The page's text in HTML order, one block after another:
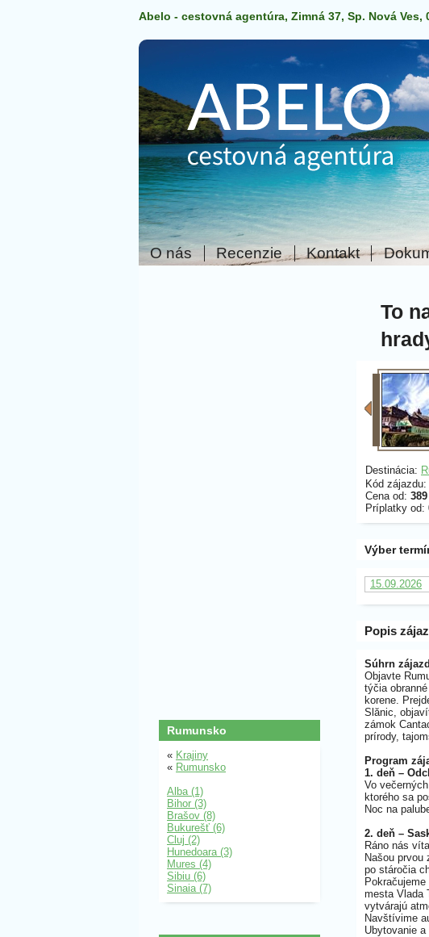
Abelo - cestovná agentúra, Zimná 37, Sp. Nová Ves,
O nás Recenzie Kontakt
To
Destinácia:
Kód
Cena od:
Príplatky od:
Výber
15.09.2026
Popis
Súhrn
Objavte
týčia
korene.
Slănic,
zámok
prírody,
Program
1. deň –
Vo
ktorého sa
Noc na
2. deň –
Ráno nás
Našou prvou
po stáročia
mesta Vlada
vytvárajú
Navštívime
Ubytovanie a
Rumunsko
« Krajiny
« Rumunsko
Alba (1)
Bihor (3)
Brašov (8)
Bukurešť (6)
Cluj (2)
Hunedoara (3)
Mures (4)
Sibiu (6)
Sinaia (7)